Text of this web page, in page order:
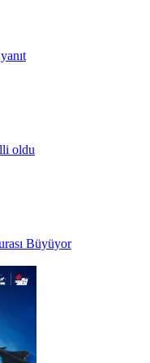
oldu
Büyüyor